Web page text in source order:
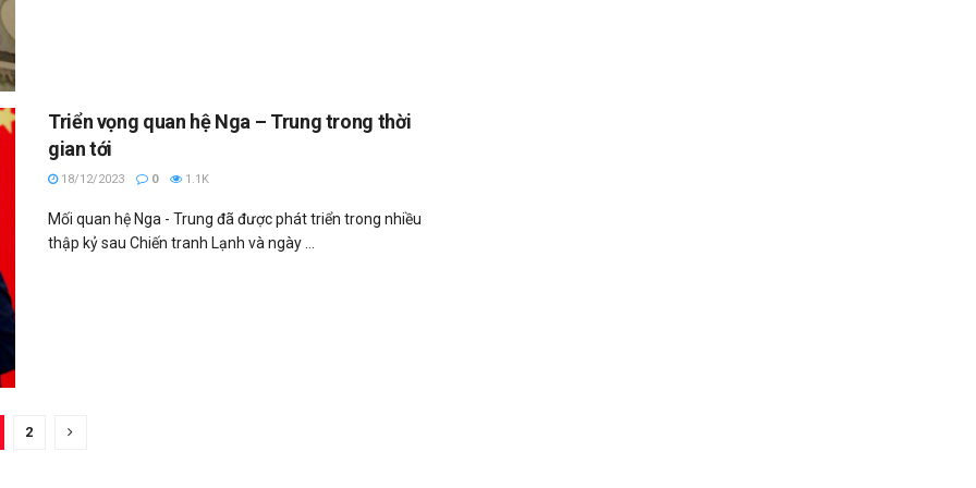
Triển vọng quan hệ Nga – Trung trong thời
gian tới
18/12/2023 0 1.1K
Mối quan hệ Nga - Trung đã được phát triển trong nhiều
thập kỷ sau Chiến tranh Lạnh và ngày ...
2